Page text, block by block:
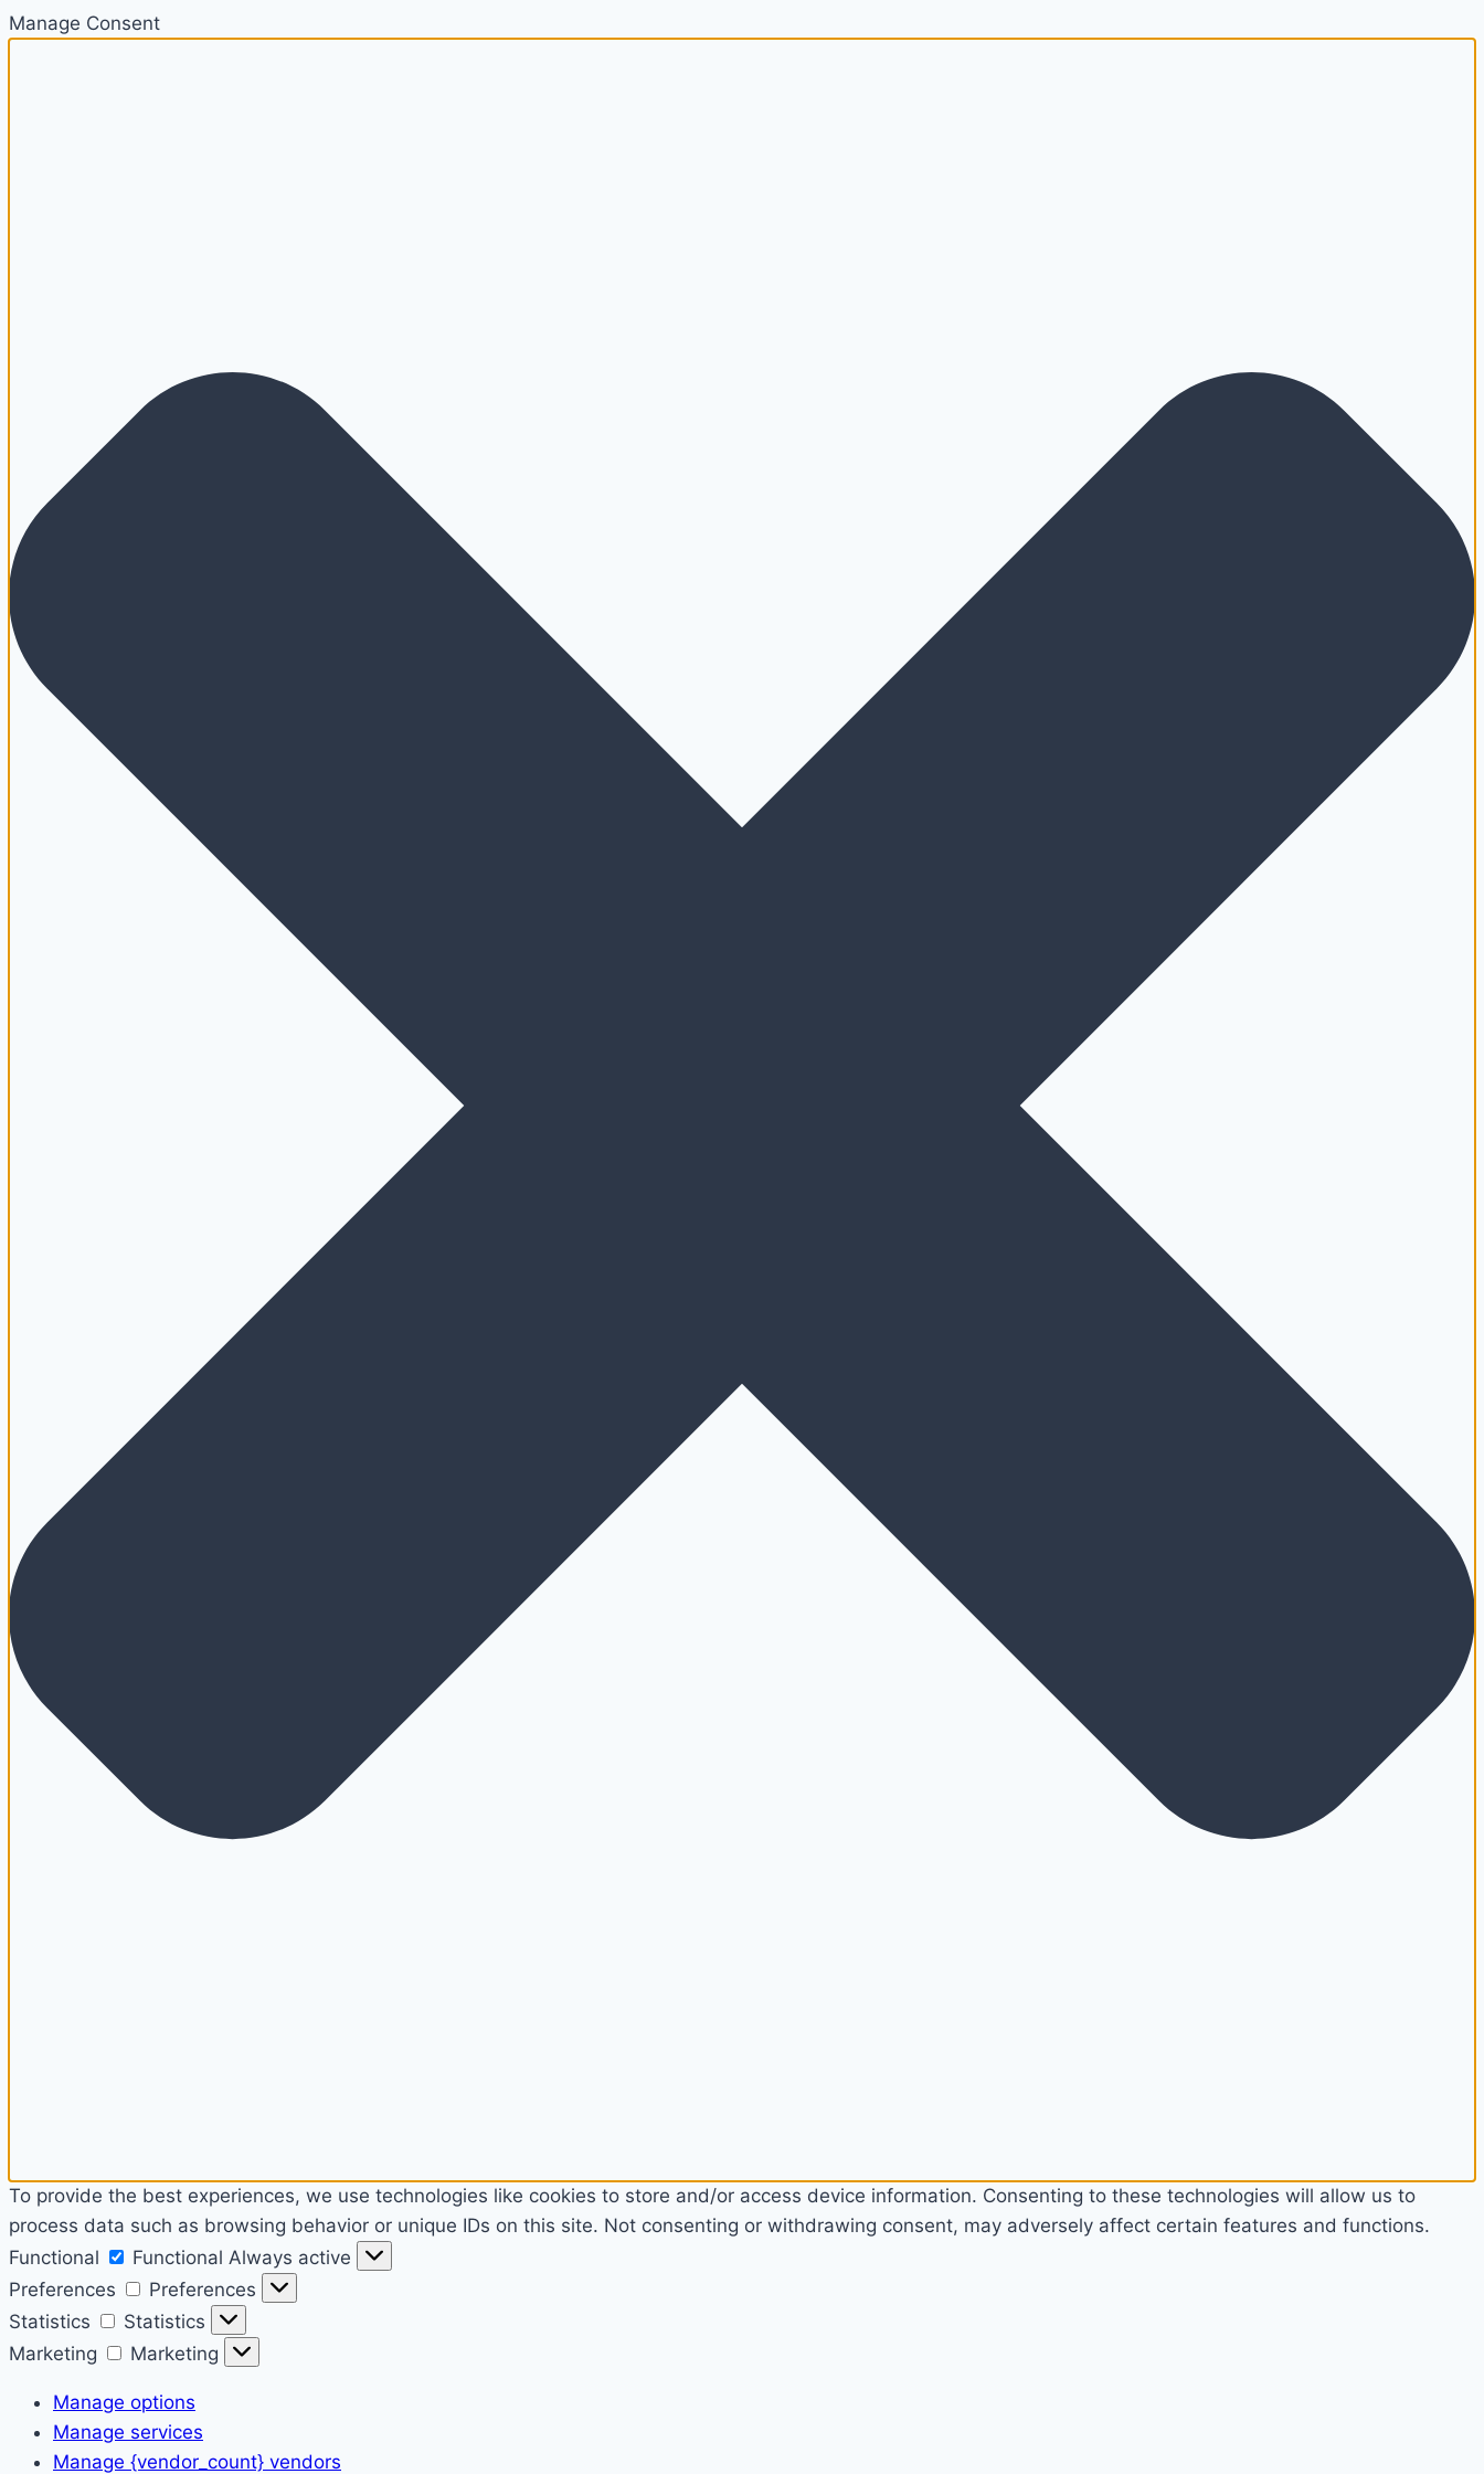
Manage Consent
To provide the best experiences, we use technologies like cookies to store and/or access device information. Consenting to these technologies will allow us to
process data such as browsing behavior or unique IDs on this site. Not consenting or withdrawing consent, may adversely affect certain features and functions.
Functional
Functional Always active
Preferences
Preferences
Statistics
Statistics
Marketing
Marketing
Manage options
Manage services
Manage {vendor_count} vendors